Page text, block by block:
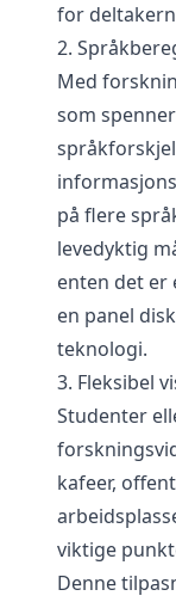
for
2.
Med
som
på flere
levedyktig
enten det er
en panel
teknologi.
3. Fleksibel
Studenter
kafeer,
viktige
Denne